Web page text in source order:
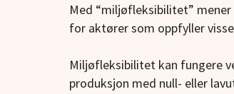
Med “miljøfleksibilitet”
for aktører som oppfyller
Miljøfleksibilitet kan fungere
produksjon med null- eller